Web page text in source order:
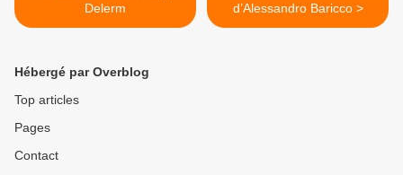
Delerm
d’Alessandro Baricco >
Hébergé par Overblog
Top articles
Pages
Contact